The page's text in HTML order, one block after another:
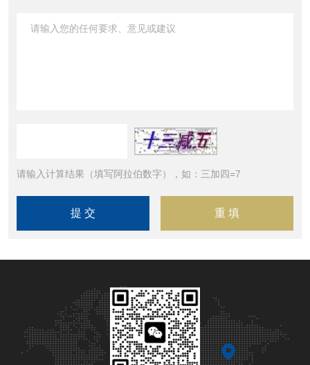
请输入计算结果（填写阿拉伯数字），如：三加四=7